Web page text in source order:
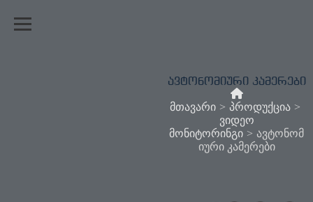
ავტონომიური კამერები
მთავარი > პროდუქცია >
ვიდეო
მონიტორინგი > ავტონომ
იური კამერები